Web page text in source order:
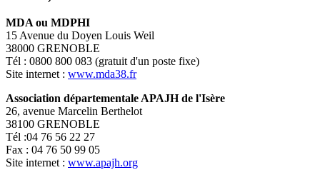
MDA ou MDPHI
15 Avenue du Doyen Louis Weil
38000 GRENOBLE
Tél : 0800 800 083 (gratuit d'un poste fixe)
Site internet : www.mda38.fr
Association départementale APAJH de l'Isère
26, avenue Marcelin Berthelot
38100 GRENOBLE
Tél :04 76 56 22 27
Fax : 04 76 50 99 05
Site internet : www.apajh.org